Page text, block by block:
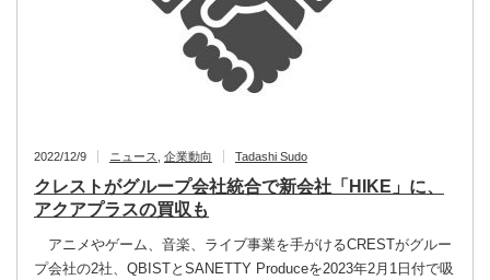
2022/12/9 ニュース 企業動向 Tadashi Sudo
クレストがグループ会社統合で新会社「HIKE」に、
アクアプラスの買収も
アニメやゲーム、音楽、ライブ事業を手がけるCRESTがグルー
プ会社の2社、QBISTとSANETTY Produceを2023年2月1日付で吸